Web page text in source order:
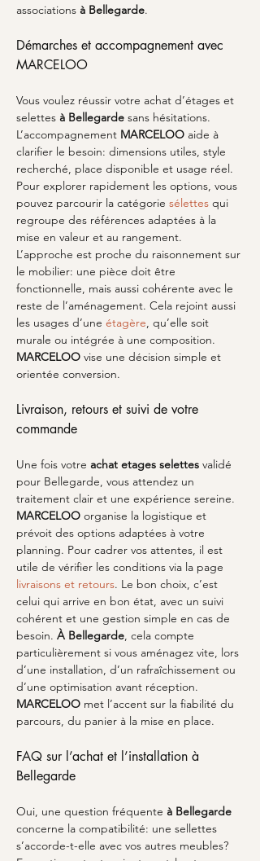
associations à Bellegarde.
Démarches et accompagnement avec
MARCELOO
Vous voulez réussir votre achat d’étages et
selettes à Bellegarde sans hésitations.
L’accompagnement MARCELOO aide à
clarifier le besoin: dimensions utiles, style
recherché, place disponible et usage réel.
Pour explorer rapidement les options, vous
pouvez parcourir la catégorie sélettes qui
regroupe des références adaptées à la
mise en valeur et au rangement.
L’approche est proche du raisonnement sur
le mobilier: une pièce doit être
fonctionnelle, mais aussi cohérente avec le
reste de l’aménagement. Cela rejoint aussi
les usages d’une étagère, qu’elle soit
murale ou intégrée à une composition.
MARCELOO vise une décision simple et
orientée conversion.
Livraison, retours et suivi de votre
commande
Une fois votre achat etages selettes validé
pour Bellegarde, vous attendez un
traitement clair et une expérience sereine.
MARCELOO organise la logistique et
prévoit des options adaptées à votre
planning. Pour cadrer vos attentes, il est
utile de vérifier les conditions via la page
livraisons et retours. Le bon choix, c’est
celui qui arrive en bon état, avec un suivi
cohérent et une gestion simple en cas de
besoin. À Bellegarde, cela compte
particulièrement si vous aménagez vite, lors
d’une installation, d’un rafraîchissement ou
d’une optimisation avant réception.
MARCELOO met l’accent sur la fiabilité du
parcours, du panier à la mise en place.
FAQ sur l’achat et l’installation à
Bellegarde
Oui, une question fréquente à Bellegarde
concerne la compatibilité: une sellettes
s’accorde-t-elle avec vos autres meubles?